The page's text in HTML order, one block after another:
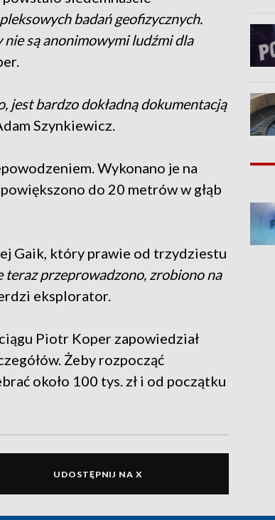
badań geofizycznych.
są anonimowymi ludźmi dla
jest bardzo dokładną dokumentacją
Szynkiewicz.
Wykonano je na
do 20 metrów w głąb
Gaik, który prawie od trzydziestu
teraz przeprowadzono, zrobiono na
eksplorator.
Piotr Koper zapowiedział
Żeby rozpocząć
około 100 tys. zł i od początku
UDOSTĘPNIJ NA X